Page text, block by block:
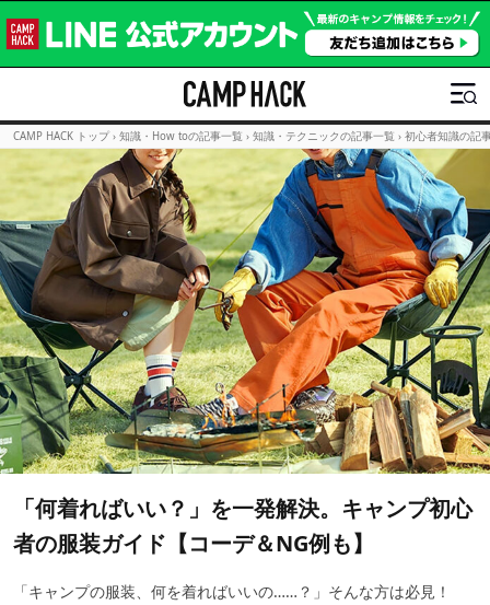
CAMP HACK トップ › 知識・How toの記事一覧 › 知識・テクニックの記事一覧 › 初心者知識の記
「何着ればいい？」を一発解決。キャンプ初心
者の服装ガイド【コーデ＆NG例も】
「キャンプの服装、何を着ればいいの……？」そんな方は必見！